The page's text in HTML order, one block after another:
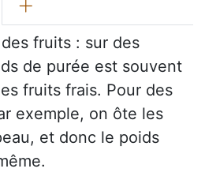
fruits : sur des
de purée est souvent
fruits frais. Pour des
exemple, on ôte les
et donc le poids